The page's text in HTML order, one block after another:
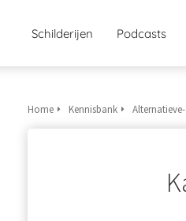
Schilderijen Podcasts
Home Kennisbank